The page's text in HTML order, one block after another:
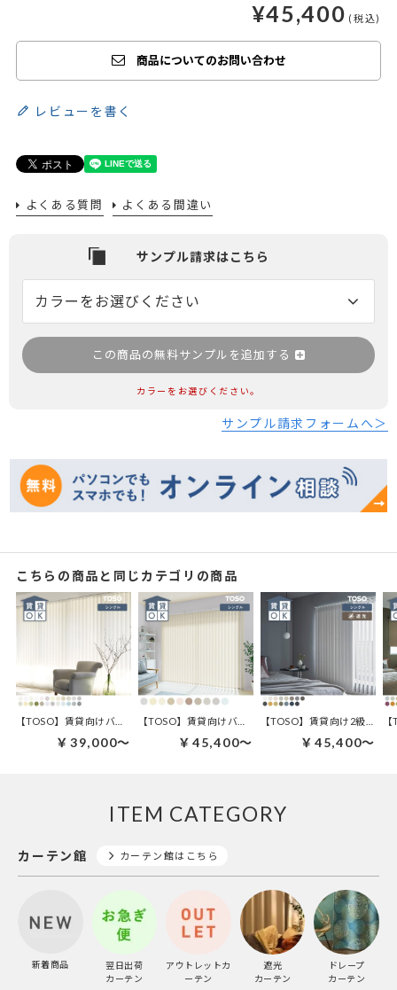
¥45,400
商品についてのお問い合わせ
レビューを書く
よくある質問 よくある間違い
この商品の無料サンプルを追加する
カラーをお選びください。
サンプル請求フォームへ＞
こちらの商品と同じカテゴリの商品
￥39,000～ ￥45,400～ ￥45,400～
ITEM CATEGORY
カーテン館 カーテン館はこちら
新着商品
翌日出荷
カーテン
アウトレットカ
ーテン
遮光
カーテン
ドレープ
カーテン